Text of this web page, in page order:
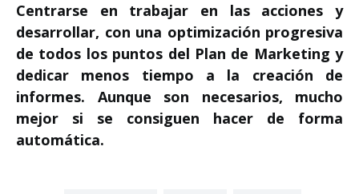
Centrarse en trabajar en las acciones y
desarrollar, con una optimización progresiva
de todos los puntos del Plan de Marketing y
dedicar menos tiempo a la creación de
informes. Aunque son necesarios, mucho
mejor si se consiguen hacer de forma
automática.